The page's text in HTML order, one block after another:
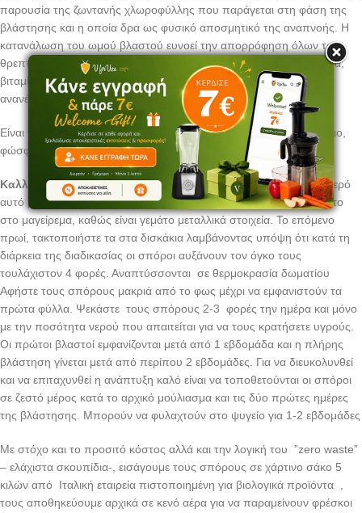
παρουσία της ζωντανής χλωροφύλλης που παράγεται στη φάση της
βλάστησης και η οποία δρα ως φυσικό αποσμητικό της αναπνοής. Η
κατανάλωση του ωμού βλαστού ευνοεί την απορρόφηση όλων των
θρεπτικών συστατικών από τον οργανισμό όπως αμινοξέα, ένζυμα,
βιταμίνες και μέταλλα που είναι απαραίτητα για τη διαδικασία
ανανέωσης των κυττάρων.
Είναι πλούσια σε βιταμίνες A, B, C, E και μεταλλικά άλατα (ασβέστιο,
φώσφορο, σίδηρο, θείο και μαγνήσιο).
Καλλιέργεια: Αφήστε να μουλιάσουν σε νερό όλη τη νύχτα. Το νερό
αυτό μη το πετάτε , ποτίστε τα λουλούδια σας ή χρησιμοποιείστε το
στο μαγείρεμα, καθώς είναι γεμάτο μεταλλικά στοιχεία. Το επόμενο
πρωί, τακτοποιήστε τα στα δισκάκια λαμβάνοντας υπόψη ότι κατά τη
διάρκεια της διαδικασίας οι σπόροι αυξάνουν τον όγκο τους
τουλάχιστον 4 φορές. Αναπτύσσονται σε θερμοκρασία δωματίου
Αφήστε τους σπόρους μακριά από το φως μέχρι να εμφανιστούν τα
πρώτα φύλλα. Ψεκάστε τους σπόρους 2-3 φορές την ημέρα και μόνο
με την ποσότητα νερού που απαιτείται για να τους κρατήσετε υγρούς.
Οι πρώτοι βλαστοί εμφανίζονται μετά από 1 εβδομάδα και η πλήρης
βλάστηση γίνεται μετά από περίπου 2 εβδομάδες. Για να διευκολυνθεί
και να επιταχυνθεί η ανάπτυξη καλό είναι να τοποθετούνται οι σπόροι
σε ζεστό μέρος κατά το αρχικό μούλιασμα και τις δύο πρώτες ημέρες
της βλάστησης. Μπορούν να φυλαχτούν στο ψυγείο για 1-2 εβδομάδες
Με στόχο και το προσιτό κόστος αλλά και την λογική του ”zero waste”
– ελάχιστα σκουπίδια-, εισάγουμε τους σπόρους σε χάρτινο σάκο 5
κιλών από Ιταλική εταιρεία πιστοποιημένη για βιολογικά προϊόντα ,
τους αποθηκεύουμε αρχικά σε κενό αέρα για να παραμείνουν φρέσκοι